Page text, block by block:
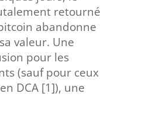
retourné
abandonne
valeur. Une
pour les
(sauf pour ceux
DCA [1]), une